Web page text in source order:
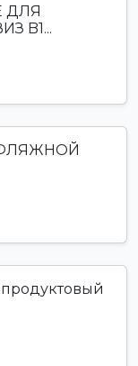
ДЛЯ
B1...